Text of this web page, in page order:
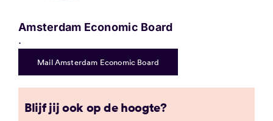
Amsterdam Economic Board
.
Mail Amsterdam Economic Board
Blijf jij ook op de hoogte?